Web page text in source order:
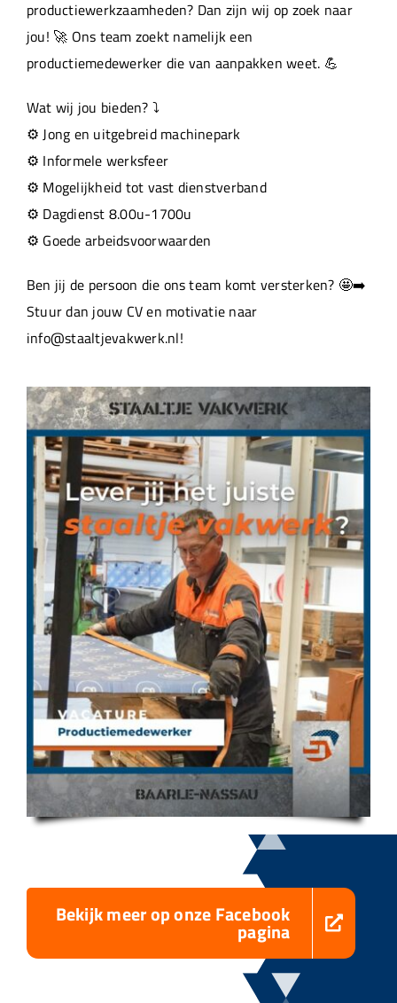
Werken bij
productiewerkzaamheden? Dan zijn wij op zoek naar
jou! 🚀 Ons team zoekt namelijk een
productiemedewerker die van aanpakken weet. 💪
Wat wij jou bieden? ⤵️
⚙️ Jong en uitgebreid machinepark
⚙️ Informele werksfeer
⚙️ Mogelijkheid tot vast dienstverband
⚙️ Dagdienst 8.00u-1700u
⚙️ Goede arbeidsvoorwaarden
Ben jij de persoon die ons team komt versterken? 🤩➡️
Stuur dan jouw CV en motivatie naar
info@staaltjevakwerk.nl!
Bekijk meer op onze Facebook
pagina